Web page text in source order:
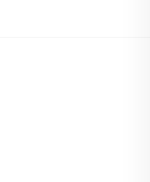
Isso porque
em produzir
o que
e